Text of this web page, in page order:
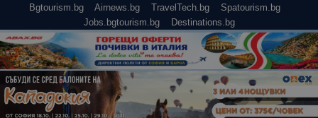
Bgtourism.bg Airnews.bg TravelTech.bg
Spatourism.bg
Jobs.bgtourism.bg
Destinations.bg